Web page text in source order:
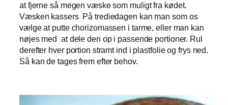
at fjerne så megen væske som muligt fra kødet.
Væsken kassers På trediedagen kan man som os
vælge at putte chorizomassen i tarme, eller man kan
nøjes med at dele den op i passende portioner. Rul
derefter hver portion stramt ind i plastfolie og frys ned.
Så kan de tages frem efter behov.